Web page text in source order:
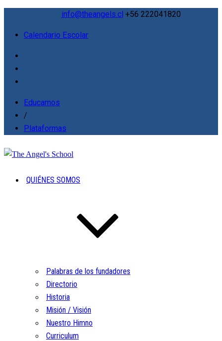
info@theangels.cl +56 222041820
Calendario Escolar
Educamos
/
Plataformas
QUIÉNES SOMOS
Palabras de los fundadores
Directorio
Historia
Misión / Visión
Nuestro Himno
Curriculum